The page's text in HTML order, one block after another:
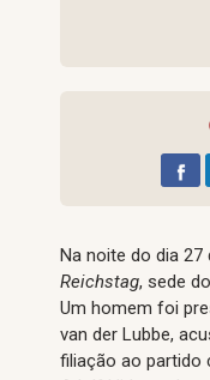
Na noite do dia 27
Reichstag, sede
Um homem foi
van der Lubbe,
filiação ao partido